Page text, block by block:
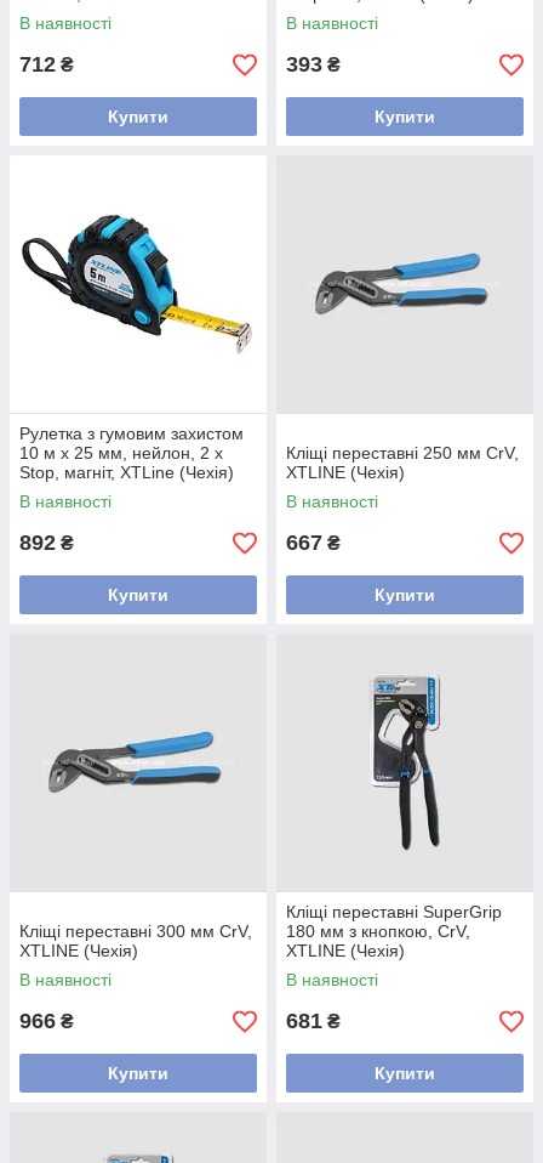
В наявності
712 ₴
Купити
В наявності
393 ₴
Купити
Рулетка з гумовим захистом
10 м х 25 мм, нейлон, 2 x
Stop, магніт, XTLine (Чехія)
В наявності
892 ₴
Купити
Кліщі переставні 250 мм CrV,
XTLINE (Чехія)
В наявності
667 ₴
Купити
Кліщі переставні 300 мм CrV,
XTLINE (Чехія)
В наявності
966 ₴
Купити
Кліщі переставні SuperGrip
180 мм з кнопкою, CrV,
XTLINE (Чехія)
В наявності
681 ₴
Купити